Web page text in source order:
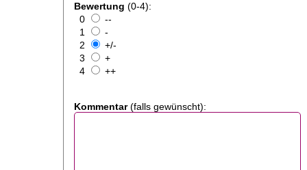
Bewertung (0-4):
0
--
1
-
2
+/-
3
+
4
++
Kommentar(falls gewünscht):